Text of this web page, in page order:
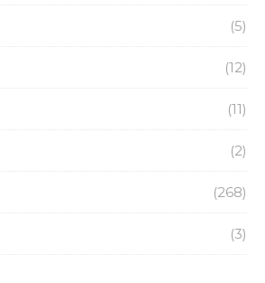
(5)
(12)
(11)
(2)
(268)
(3)